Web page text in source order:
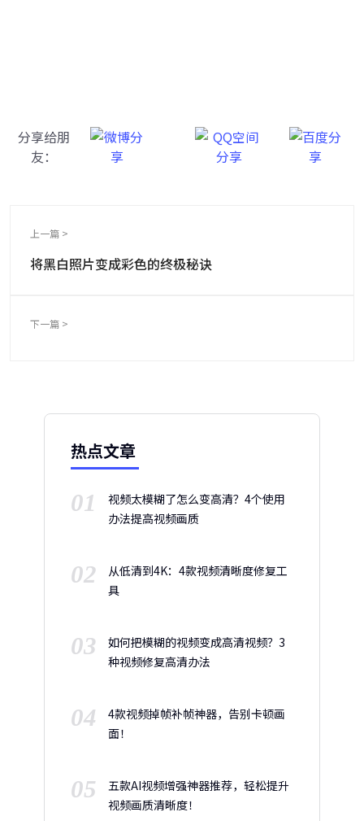
分享给朋
友：
上一篇 >
将黑白照片变成彩色的终极秘诀
下一篇 >
热点文章
01
视频太模糊了怎么变高清？4个使用
办法提高视频画质
02
从低清到4K：4款视频清晰度修复工
具
03
如何把模糊的视频变成高清视频？3
种视频修复高清办法
04
4款视频掉帧补帧神器，告别卡顿画
面！
05
五款AI视频增强神器推荐，轻松提升
视频画质清晰度！